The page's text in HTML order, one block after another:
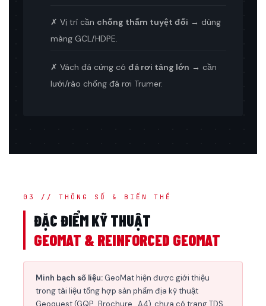
✗ Vị trí cần chống thấm tuyệt đối → dùng
màng GCL/HDPE.
✗ Vách đá cứng cóđá rơi tảng lớn → cần
lưới/rào chống đá rơi Trumer.
03 // THÔNG SỐ & BIẾN THỂ
ĐẶC ĐIỂM KỸ THUẬT
GEOMAT & REINFORCED GEOMAT
Minh bạch số liệu: GeoMat hiện được giới thiệu
trong tài liệu tổng hợp sản phẩm địa kỹ thuật
Geoquest (GQP_Brochure_A4), chưa có trang TDS